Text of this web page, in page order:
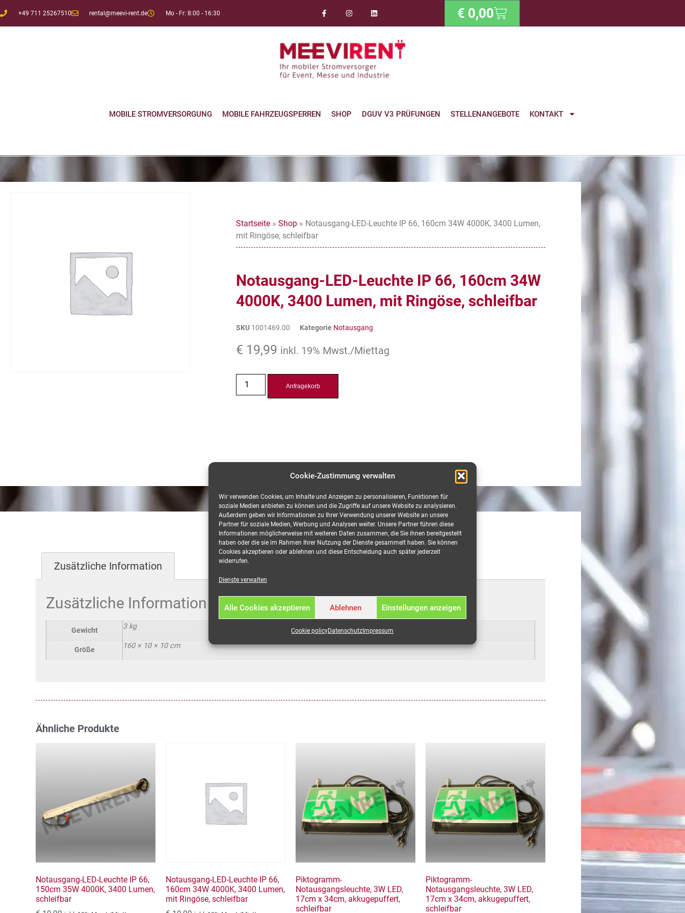
Cookie-Zustimmung verwalten
Wir verwenden Cookies, um Inhalte und Anzeigen zu personalisieren, Funktionen für
soziale Medien anbieten zu können und die Zugriffe auf unsere Website zu analysieren.
Außerdem geben wir Informationen zu Ihrer Verwendung unserer Website an unsere
Partner für soziale Medien, Werbung und Analysen weiter. Unsere Partner führen diese
Informationen möglicherweise mit weiteren Daten zusammen, die Sie ihnen bereitgestellt
haben oder die sie im Rahmen Ihrer Nutzung der Dienste gesammelt haben. Sie können
Cookies akzeptieren oder ablehnen und diese Entscheidung auch später jederzeit
widerrufen.
Dienste verwalten
Alle Cookies akzeptieren Ablehnen Einstellungen anzeigen
Cookie policyDatenschutz Impressum
+49 711 25267510 rental@meevi-rent.de Mo - Fr: 8:00 - 16:30 € 0,00
MOBILE STROMVERSORGUNG MOBILE FAHRZEUGSPERREN SHOP DGUV V3 PRÜFUNGEN STELLENANGEBOTE KONTAKT
Startseite » Shop » Notausgang-LED-Leuchte IP 66, 160cm 34W 4000K, 3400 Lumen,
mit Ringöse, schleifbar
Notausgang-LED-Leuchte IP 66, 160cm 34W
4000K, 3400 Lumen, mit Ringöse, schleifbar
SKU 1001469.00 Kategorie Notausgang
€ 19,99 inkl. 19% Mwst./Miettag
Anfragekorb
Zusätzliche Information
Zusätzliche Information
Gewicht 3 kg
Größe 160 × 10 × 10 cm
Ähnliche Produkte
Notausgang-LED-Leuchte IP 66,
150cm 35W 4000K, 3400 Lumen,
schleifbar
Notausgang-LED-Leuchte IP 66,
160cm 34W 4000K, 3400 Lumen,
mit Ringöse, schleifbar
Piktogramm-
Notausgangsleuchte, 3W LED,
17cm x 34cm, akkugepuffert,
schleifbar
Piktogramm-
Notausgangsleuchte, 3W LED,
17cm x 34cm, akkugepuffert,
schleifbar